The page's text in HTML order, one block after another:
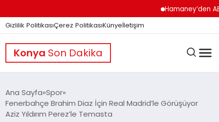
Hamaney’den
Gizlilik PolitikasıÇerez PolitikasıKünyeİletişim
Konya Son Dakika
GÜNDEM
Ana Sayfa Spor
Fenerbahçe Brahim Diaz İçin Real Madrid’le Görüşüyor
Aziz Yıldırım Perez’le Temasta